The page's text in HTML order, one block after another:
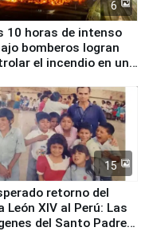
6
10 horas de intenso
bomberos logran
el incendio en una
15
retorno del
León XIV al Perú: Las
del Santo Padre